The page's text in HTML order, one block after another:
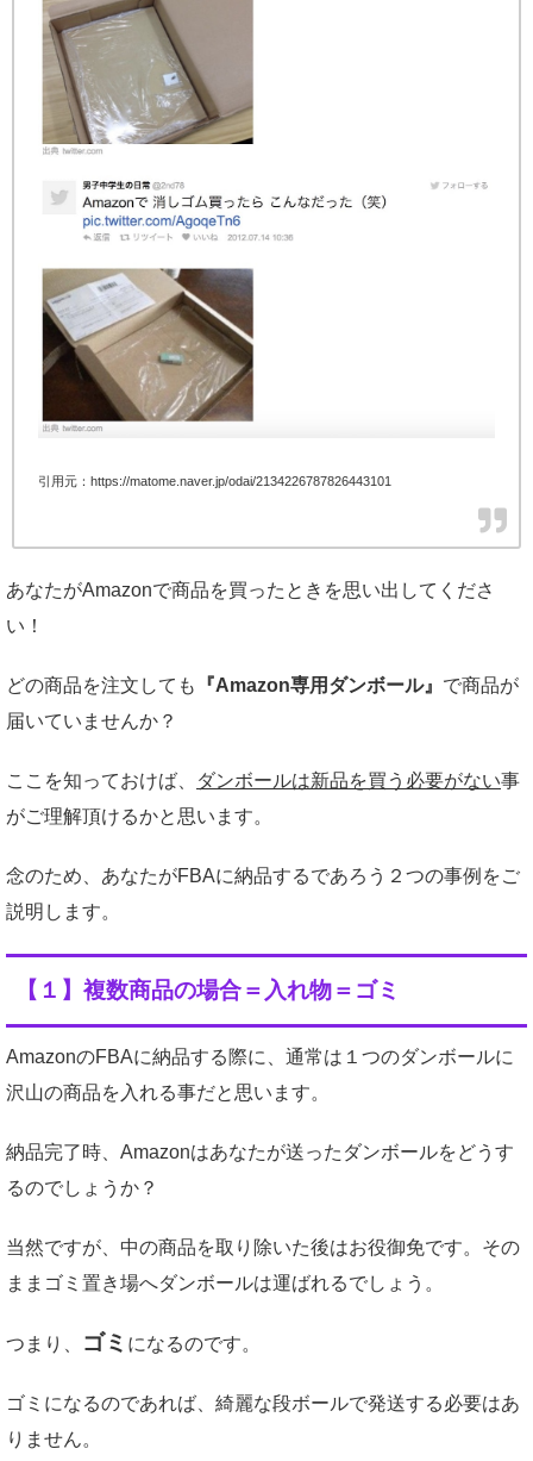
引用元：https://matome.naver.jp/odai/2134226787826443101
あなたがAmazonで商品を買ったときを思い出してくださ
い！
どの商品を注文しても 『Amazon専用ダンボール』 で商品が
届いていませんか？
ここを知っておけば、 ダンボールは新品を買う必要がない事
がご理解頂けるかと思います。
念のため、あなたがFBAに納品するであろう２つの事例をご
説明します。
【１】複数商品の場合＝入れ物＝ゴミ
AmazonのFBAに納品する際に、通常は１つのダンボールに
沢山の商品を入れる事だと思います。
納品完了時、Amazonはあなたが送ったダンボールをどうす
るのでしょうか？
当然ですが、中の商品を取り除いた後はお役御免です。その
ままゴミ置き場へダンボールは運ばれるでしょう。
つまり、 ゴミ になるのです。
ゴミになるのであれば、綺麗な段ボールで発送する必要はあ
りません。